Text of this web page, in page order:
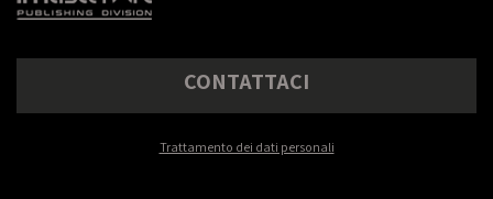
CONTATTACI
Trattamento dei dati personali